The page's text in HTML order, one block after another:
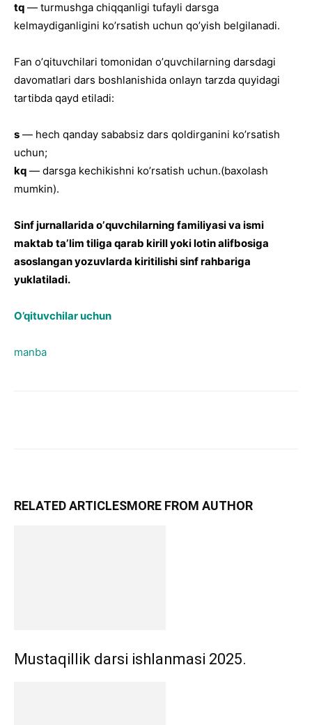
tq — turmushga chiqqanligi tufayli darsga
kelmaydiganligini koʼrsatish uchun qoʼyish belgilanadi.
Fan oʼqituvchilari tomonidan oʼquvchilarning darsdagi
davomatlari dars boshlanishida onlayn tarzda quyidagi
tartibda qayd etiladi:
s — hech qanday sababsiz dars qoldirganini koʼrsatish
uchun;
kq — darsga kechikishni koʼrsatish uchun.(baxolash
mumkin).
Sinf jurnallarida oʼquvchilarning familiyasi va ismi
maktab taʼlim tiliga qarab kirill yoki lotin alifbosiga
asoslangan yozuvlarda kiritilishi sinf rahbariga
yuklatiladi.
O’qituvchilar uchun
manba
RELATED ARTICLESMORE FROM AUTHOR
Mustaqillik darsi ishlanmasi 2025.